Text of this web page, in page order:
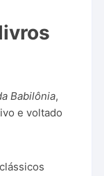
Babilônia,
e voltado